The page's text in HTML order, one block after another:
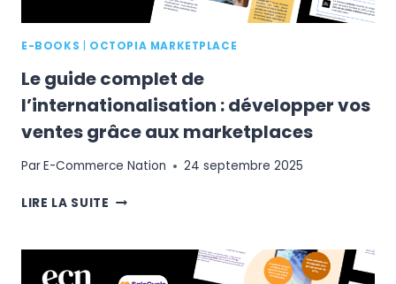
E-BOOKS OCTOPIA MARKETPLACE
Le guide complet de
l’internationalisation : développer vos
ventes grâce aux marketplaces
ParE-Commerce Nation 24 septembre 2025
LIRE LA SUITE LE
DE
L’INTERNATIONALISATION